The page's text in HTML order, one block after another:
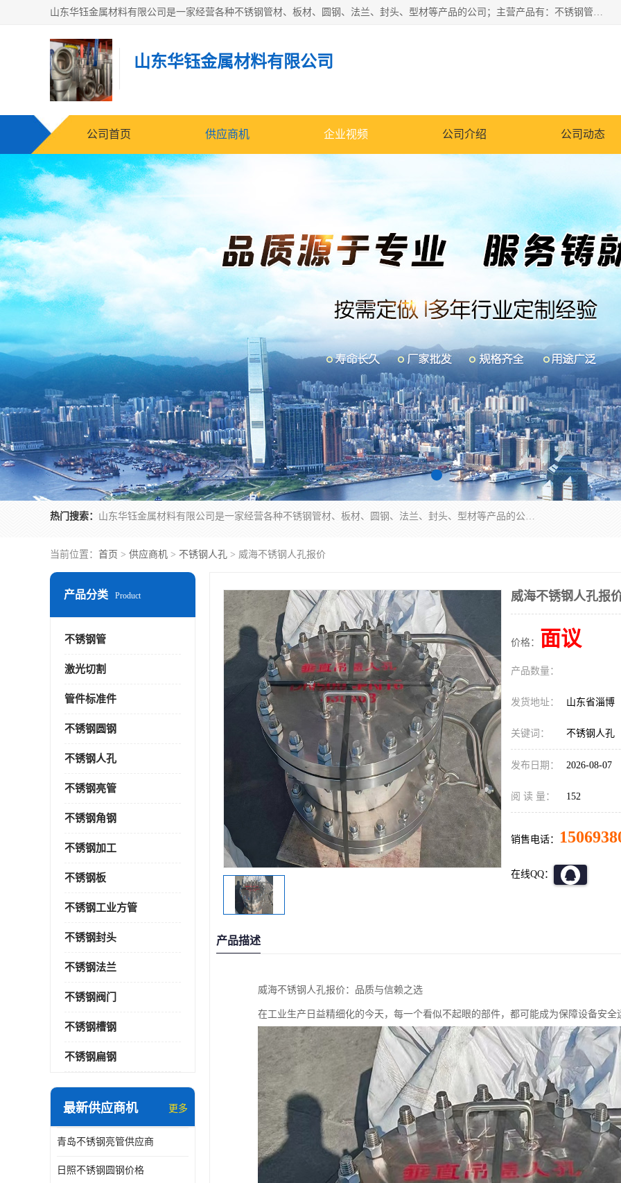
山东华钰金属材料有限公司是一家经营各种不锈钢管材、板材、圆钢、法兰、封头、型材等产品的公司；主营产品有：不锈钢管，激光切割，管件标准件，不锈钢圆钢，不锈钢人孔，不锈钢亮管，不锈钢角钢，不锈钢加工，不锈钢管子，不锈钢工业方管，不锈钢封头，不锈钢法兰，不锈钢阀门，不锈钢槽钢，不锈钢扁钢，不锈钢板等；可为客户制作各种规格的型材及不锈钢配件、非标准件及各种容器具等，能满足客户的不同采购要求。
山东华钰金属材料有限公司
公司首页 供应商机 企业视频 公司介绍 公司动态
热门搜索： 山东华钰金属材料有限公司是一家经营各种不锈钢管材、板材、圆钢、法兰、封头、型材等产品的公司；主营产品有：不锈钢管，激光切割，管件标准件，不锈钢圆钢，不锈钢人孔，不锈钢亮管，不锈钢角钢，不锈钢加工，不锈钢管子，不锈钢工业方管，不锈钢封头，不锈钢法兰，不锈钢阀门，不锈钢槽钢，不锈钢扁钢，不锈钢板等；可为客户制作各种规格的型材及不锈钢配件、非标准件及各种容器具等，能满足客户的不同采购要求。
当前位置： 首页 > 供应商机 > 不锈钢人孔 > 威海不锈钢人孔报价
产品分类 Product
不锈钢管
激光切割
管件标准件
不锈钢圆钢
不锈钢人孔
不锈钢亮管
不锈钢角钢
不锈钢加工
不锈钢板
不锈钢工业方管
不锈钢封头
不锈钢法兰
不锈钢阀门
不锈钢槽钢
不锈钢扁钢
最新供应商机 更多
青岛不锈钢亮管供应商
日照不锈钢圆钢价格
威海不锈钢人孔报
价格： 面议
产品数量：
发货地址： 山东省淄博
关键词： 不锈钢人孔
发布日期： 2026-08-07
阅 读 量： 152
销售电话：
在线QQ：
产品描述
威海不锈钢人孔报价：品质与信赖之选
在工业生产日益精细化的今天，每一个看似不起眼的部件，都可能成为保障设备安全